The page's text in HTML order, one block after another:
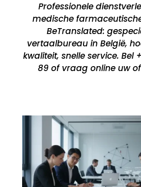
Professionele
medische
BeTranslated:
vertaalbureau in België,
kwaliteit, snelle service. Bel
89 of vraag online uw